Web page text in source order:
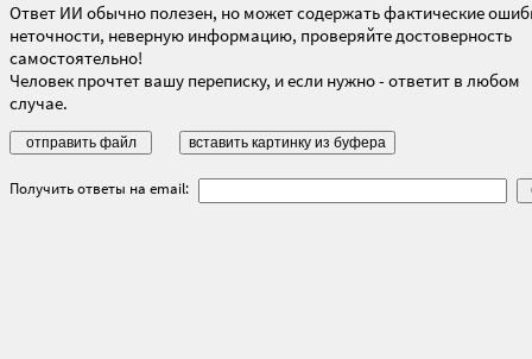
Ответ ИИ обычно полезен, но может содержать фактические
неточности, неверную информацию, проверяйте достоверность
самостоятельно!
Человек прочтет вашу переписку, и если нужно - ответит в любом
случае.
Получить ответы на email: